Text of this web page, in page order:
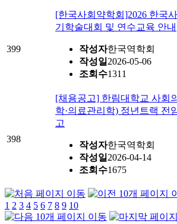
399
[한국사회약학회]2026 한국
기학술대회 및 연수교육 안내
작성자한국역학회
작성일 2026-05-06
조회수1311
398
[채용공고] 한림대학교 사회
학·의료관리학) 정년트랙 전
고
작성자한국역학회
작성일 2026-04-14
조회수1675
1 2 3 4 5 6 7 8 9 10